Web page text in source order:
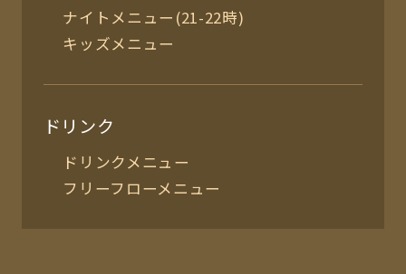
ナイトメニュー(21-22時)
キッズメニュー
ドリンク
ドリンクメニュー
フリーフローメニュー